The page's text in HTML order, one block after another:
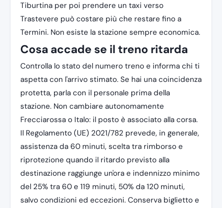
Tiburtina per poi prendere un taxi verso
Trastevere può costare più che restare fino a
Termini. Non esiste la stazione sempre economica.
Cosa accade se il treno ritarda
Controlla lo stato del numero treno e informa chi ti
aspetta con l'arrivo stimato. Se hai una coincidenza
protetta, parla con il personale prima della
stazione. Non cambiare autonomamente
Frecciarossa o Italo: il posto è associato alla corsa.
Il Regolamento (UE) 2021/782 prevede, in generale,
assistenza da 60 minuti, scelta tra rimborso e
riprotezione quando il ritardo previsto alla
destinazione raggiunge un'ora e indennizzo minimo
del 25% tra 60 e 119 minuti, 50% da 120 minuti,
salvo condizioni ed eccezioni. Conserva biglietto e